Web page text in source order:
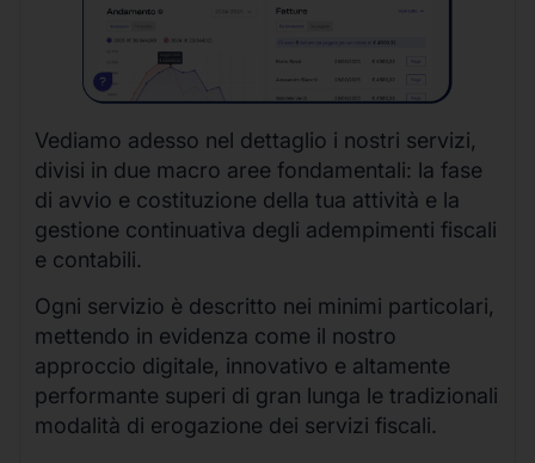
Vediamo adesso nel dettaglio i nostri servizi,
divisi in due macro aree fondamentali: la fase
di avvio e costituzione della tua attività e la
gestione continuativa degli adempimenti fiscali
e contabili.
Ogni servizio è descritto nei minimi particolari,
mettendo in evidenza come il nostro
approccio digitale, innovativo e altamente
performante superi di gran lunga le tradizionali
modalità di erogazione dei servizi fiscali.